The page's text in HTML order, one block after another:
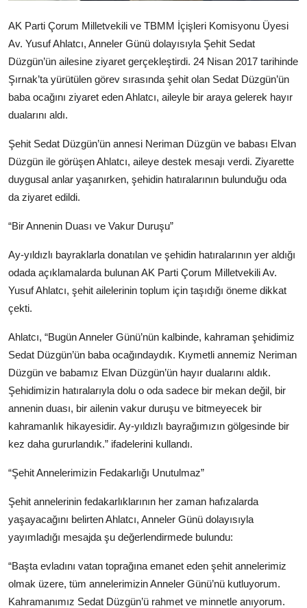
AK Parti Çorum Milletvekili ve TBMM İçişleri Komisyonu Üyesi
Av. Yusuf Ahlatcı, Anneler Günü dolayısıyla Şehit Sedat
Düzgün’ün ailesine ziyaret gerçekleştirdi. 24 Nisan 2017 tarihinde
Şırnak’ta yürütülen görev sırasında şehit olan Sedat Düzgün’ün
baba ocağını ziyaret eden Ahlatcı, aileyle bir araya gelerek hayır
dualarını aldı.
Şehit Sedat Düzgün’ün annesi Neriman Düzgün ve babası Elvan
Düzgün ile görüşen Ahlatcı, aileye destek mesajı verdi. Ziyarette
duygusal anlar yaşanırken, şehidin hatıralarının bulunduğu oda
da ziyaret edildi.
“Bir Annenin Duası ve Vakur Duruşu”
Ay-yıldızlı bayraklarla donatılan ve şehidin hatıralarının yer aldığı
odada açıklamalarda bulunan AK Parti Çorum Milletvekili Av.
Yusuf Ahlatcı, şehit ailelerinin toplum için taşıdığı öneme dikkat
çekti.
Ahlatcı, “Bugün Anneler Günü’nün kalbinde, kahraman şehidimiz
Sedat Düzgün’ün baba ocağındaydık. Kıymetli annemiz Neriman
Düzgün ve babamız Elvan Düzgün’ün hayır dualarını aldık.
Şehidimizin hatıralarıyla dolu o oda sadece bir mekan değil, bir
annenin duası, bir ailenin vakur duruşu ve bitmeyecek bir
kahramanlık hikayesidir. Ay-yıldızlı bayrağımızın gölgesinde bir
kez daha gururlandık.” ifadelerini kullandı.
“Şehit Annelerimizin Fedakarlığı Unutulmaz”
Şehit annelerinin fedakarlıklarının her zaman hafızalarda
yaşayacağını belirten Ahlatcı, Anneler Günü dolayısıyla
yayımladığı mesajda şu değerlendirmede bulundu:
“Başta evladını vatan toprağına emanet eden şehit annelerimiz
olmak üzere, tüm annelerimizin Anneler Günü’nü kutluyorum.
Kahramanımız Sedat Düzgün’ü rahmet ve minnetle anıyorum.